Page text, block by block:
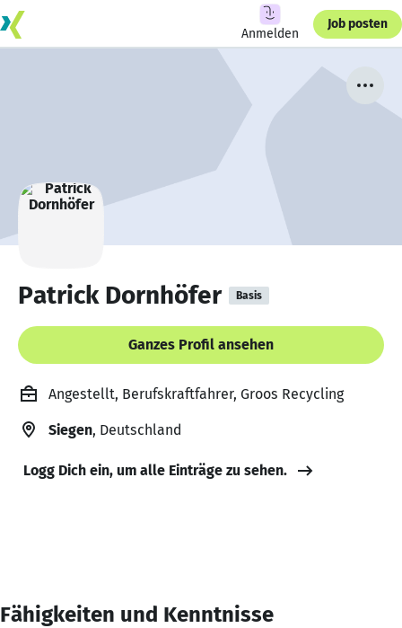
Anmelden
Job posten
Patrick Dornhöfer Basis
Ganzes Profil ansehen
Angestellt, Berufskraftfahrer, Groos Recycling
Siegen, Deutschland
Logg Dich ein, um alle Einträge zu sehen.
Fähigkeiten und Kenntnisse